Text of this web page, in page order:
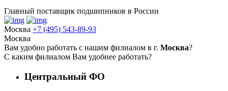
Главный поставщик подшипников в России
Москва +7 (495) 543-89-93
Москва
Вам удобно работать с нашим филиалом в г. Москва?
С каким филиалом Вам удобнее работать?
Центральный ФО